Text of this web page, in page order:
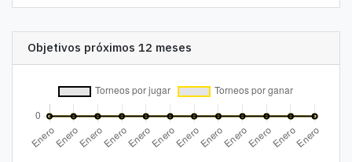
Objetivos próximos 12 meses